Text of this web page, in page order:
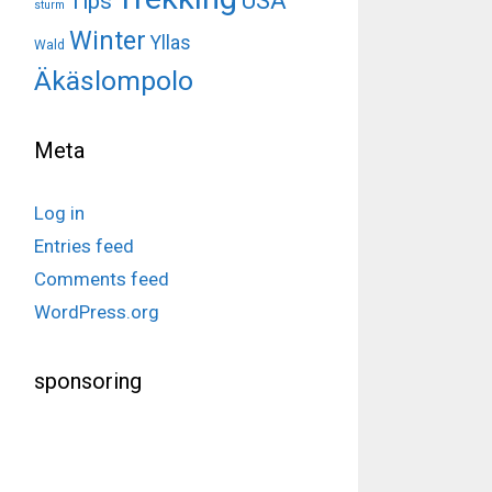
sturm
Wald Winter Yllas
Äkäslompolo
Meta
Log in
Entries feed
Comments feed
WordPress.org
sponsoring